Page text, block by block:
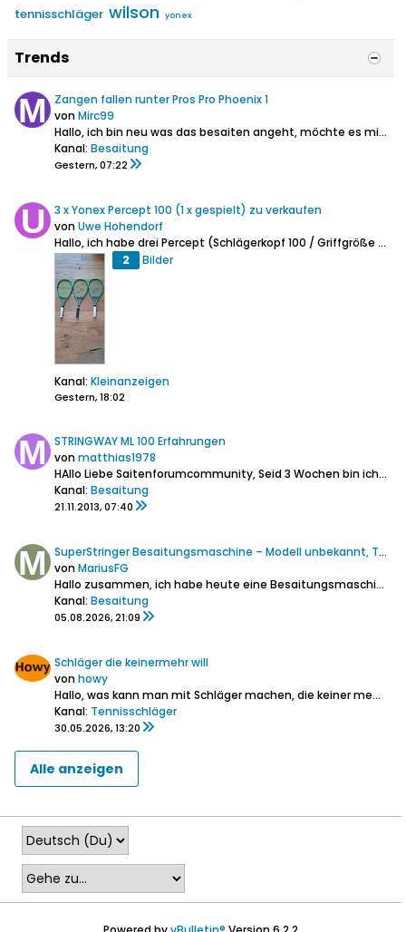
tennisschläger wilson yonex
Trends
Zangen fallen runter Pros Pro Phoenix 1
vonMirc99
Hallo, ich bin neu was das besaiten angeht, möchte es mir aber beibringen. Seit 3 Tagen steht die Pros Pro Phoenix 1 bei mir. Nun wollte ich das erste...
Kanal: Besaitung
Gestern, 07:22
3 x Yonex Percept 100 (1 x gespielt) zu verkaufen
vonUwe Hohendorf
Hallo, ich habe drei Percept (Schlägerkopf 100 / Griffgröße 3 / frisch bespannt mit Poly Tour Pro) zu verkaufen. Ich habe Sie selbst im April 2026...
2 Bilder
Kanal: Kleinanzeigen
Gestern, 18:02
STRINGWAY ML 100 Erfahrungen
vonmatthias1978
HAllo Liebe Saitenforumcommunity,Seid 3 Wochen bin ich Besitzer einer ML 100 mit T98 Zangen.
Kanal: Besaitung
21.11.2013, 07:40
SuperStringer Besaitungsmaschine – Modell unbekannt, Tennis-Umbau möglich?
vonMariusFG
Hallo zusammen,ich habe heute eine Besaitungsmaschine über Kleinanzeigen gekauft.
Kanal: Besaitung
05.08.2026, 21:09
Schläger die keinermehr will
vonhowy
Hallo,was kann man mit Schläger machen, die keiner mehr will? Also solche die älter sind, aber zu schade für die Mülltonne?
Kanal: Tennisschläger
30.05.2026, 13:20
Alle anzeigen